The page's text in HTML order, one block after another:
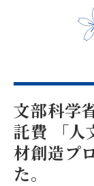
文部科学
託費 「人
材創造プ
た。